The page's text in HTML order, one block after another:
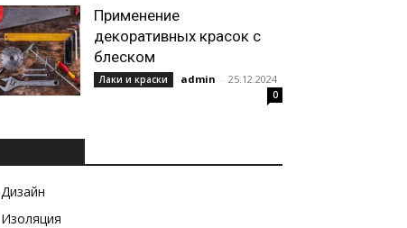
Применение
декоративных красок с
блеском
Лаки и краски admin - 25.12.2024
0
Дизайн
Изоляция